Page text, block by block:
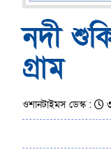
নদী
গ্রাম
ওশানটাইমস ডেস্ক :